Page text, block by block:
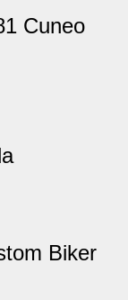
Cuneo
Biker